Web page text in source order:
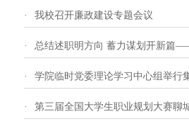
· 我校召开廉政建设专题会议
· 总结述职明方向 蓄力谋划开新篇
· 学院临时党委理论学习中心组举行
· 第三届全国大学生职业规划大赛聊